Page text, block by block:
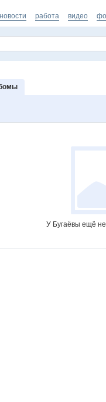
новости работа видео
У Бугаёвы ещё